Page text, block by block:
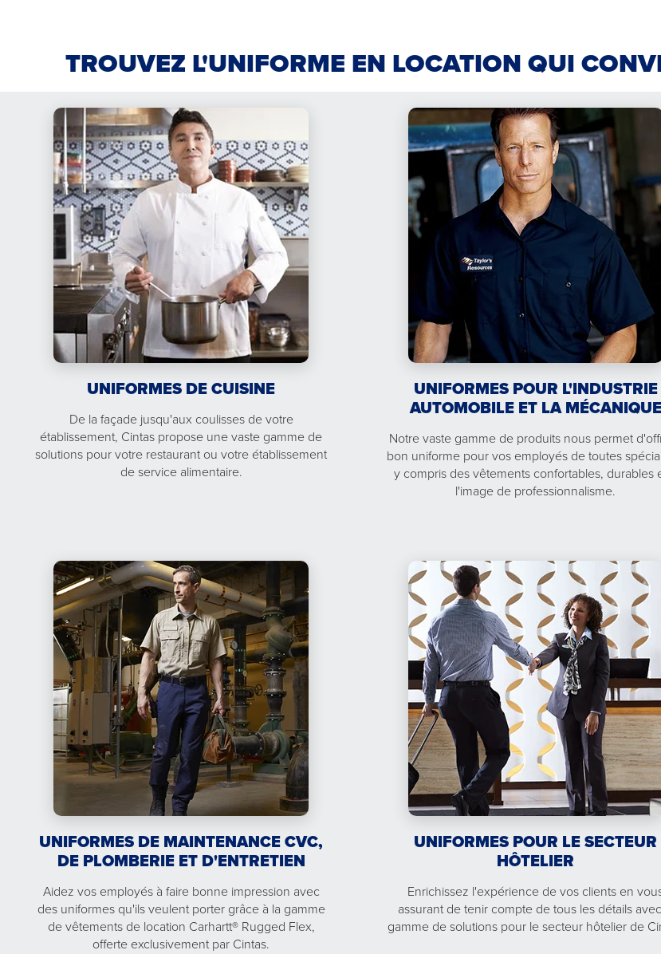
TROUVEZ L'UNIFORME EN LOCATION QUI
UNIFORMES DE CUISINE
De la façade jusqu'aux coulisses de votre
établissement, Cintas propose une vaste gamme de
solutions pour votre restaurant ou votre établissement
de service alimentaire.
UNIFORMES POUR L'INDUSTRIE
AUTOMOBILE ET LA MÉCANIQUE
Notre vaste gamme de produits nous permet
bon uniforme pour vos employés de toutes
y compris des vêtements confortables, durables
l'image de professionnalisme.
UNIFORMES DE MAINTENANCE CVC,
DE PLOMBERIE ET D'ENTRETIEN
Aidez vos employés à faire bonne impression avec
des uniformes qu'ils veulent porter grâce à la gamme
de vêtements de location Carhartt® Rugged Flex,
offerte exclusivement par Cintas.
UNIFORMES POUR LE SECTEUR
HÔTELIER
Enrichissez l'expérience de vos clients en
assurant de tenir compte de tous les détails
gamme de solutions pour le secteur hôtelier de